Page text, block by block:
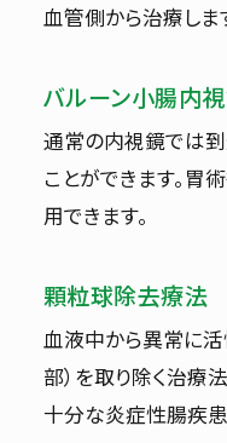
血管側から治療しま
バルーン小腸内
通常の内視鏡では
ことができます。
用できます。
顆粒球除去療法
血液中から異常に
部）を取り除く治療
十分な炎症性腸疾患